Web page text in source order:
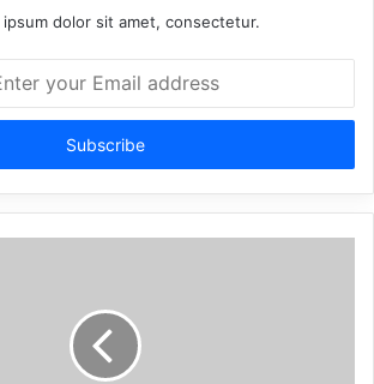
ipsum dolor sit amet, consectetur.